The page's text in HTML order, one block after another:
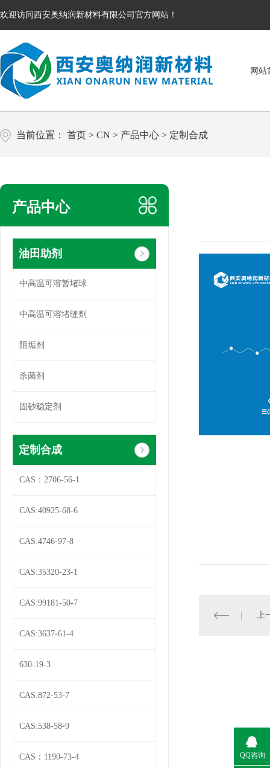
欢迎访问西安奥纳润新材料有限公司官方网站！
网站
当前位置： 首页 > CN > 产品中心 > 定制合成
产品中心
油田助剂
中高温可溶暂堵球
中高温可溶堵缝剂
阻垢剂
杀菌剂
固砂稳定剂
定制合成
CAS：2706-56-1
CAS:40925-68-6
CAS:4746-97-8
CAS:35320-23-1
CAS:99181-50-7
CAS:3637-61-4
630-19-3
CAS:872-53-7
CAS:538-58-9
CAS：1190-73-4
上
QQ咨询